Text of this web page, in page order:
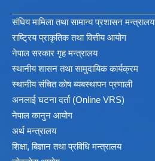
संघिय मामिला तथा सामान्य प्रशासन मन्त्रालय
राष्ट्रिय प्राकृतिक तथा वित्तीय आयोग
नेपाल सरकार गृह मन्त्रालय
स्थानीय शासन तथा सामुदायिक कार्यक्रम
स्थानीय संचित कोष ब्यबस्थापन प्रणाली
अनलाई घटना दर्ता (Online VRS)
नेपाल कानुन आयोग
अर्थ मन्त्रालय
शिक्षा, बिज्ञान तथा प्रविधि मन्त्रालय